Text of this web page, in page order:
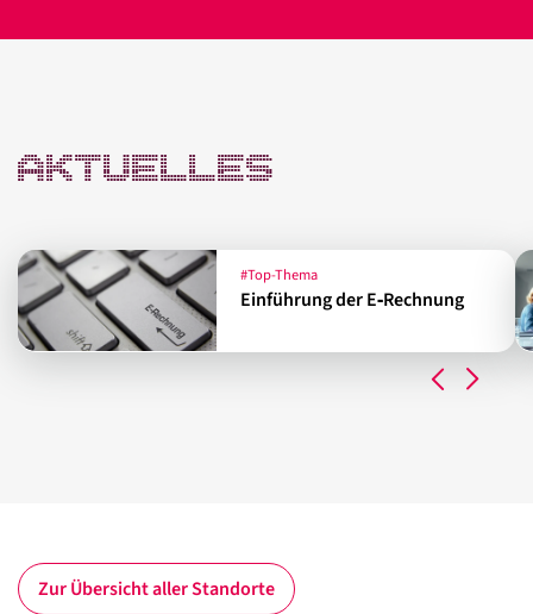
AKTUELLES
#Top-Thema
Einführung der E‑Rechnung
Zur Übersicht aller Standorte